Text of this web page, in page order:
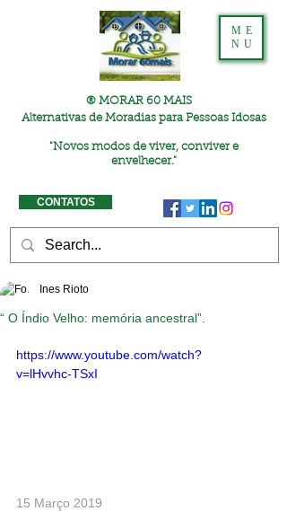
® MORAR 60 MAIS
Alternativas de Moradias para Pessoas Idosas
"Novos modos de viver, conviver e
envelhecer."
ME
NU
CONTATOS
“ O Índio Velho: memória ancestral”.
Ines Rioto
https://www.youtube.com/watch?
v=lHvvhc-TSxI
15 Março 2019